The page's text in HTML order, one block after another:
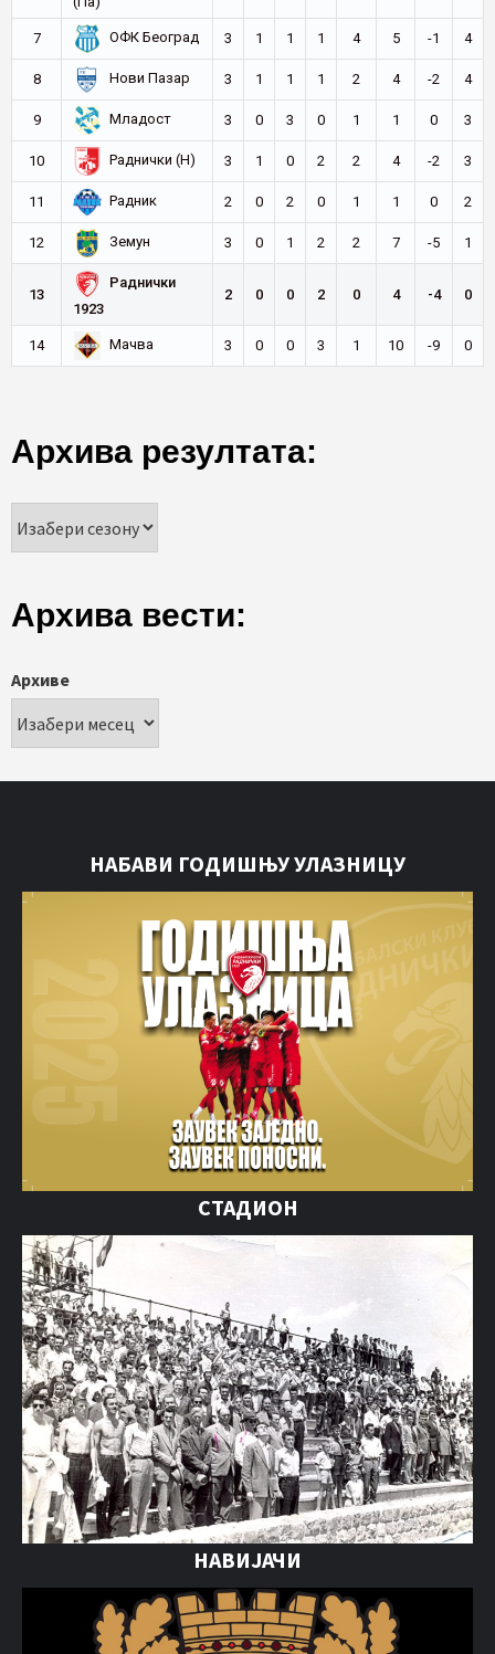
7 ОФК Београд 3 1 1 1 4 5 -1 4
8 Нови Пазар 3 1 1 1 2 4 -2 4
9 Младост 3 0 3 0 1 1 0 3
10 Раднички (Н) 3 1 0 2 2 4 -2 3
11 Радник 2 0 2 0 1 1 0 2
12 Земун 3 0 1 2 2 7 -5 1
13
Раднички
1923
2 0 0 2 0 4 -4 0
14 Мачва 3 0 0 3 1 10 -9 0
Архива резултата:
Архива вести:
Архиве
НАБАВИ ГОДИШЊУ УЛАЗНИЦУ
СТАДИОН
НАВИЈАЧИ